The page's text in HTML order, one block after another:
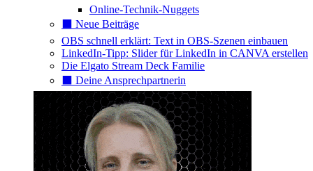
Online-Technik-Nuggets
⬛️ Neue Beiträge
OBS schnell erklärt: Text in OBS-Szenen einbauen
LinkedIn-Tipp: Slider für LinkedIn in CANVA erstellen
Die Elgato Stream Deck Familie
⬛️ Deine Ansprechpartnerin